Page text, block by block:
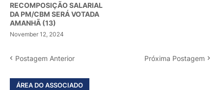
RECOMPOSIÇÃO SALARIAL
DA PM/CBM SERÁ VOTADA
AMANHÃ (13)
November 12, 2024
Postagem Anterior Próxima Postagem
ÁREA DO ASSOCIADO